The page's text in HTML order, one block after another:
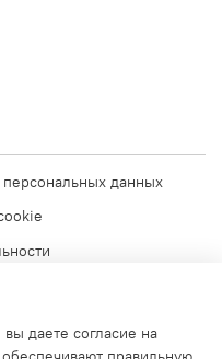
данных
даете согласие на